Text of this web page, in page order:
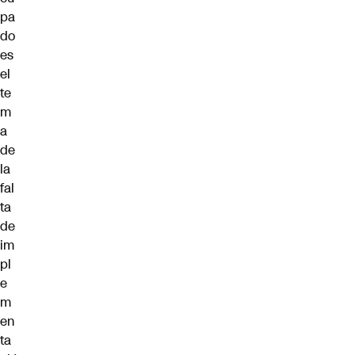
pa
do
es
el
te
m
a
de
la
fal
ta
de
im
pl
e
m
en
ta